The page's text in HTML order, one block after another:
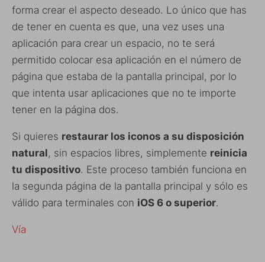
forma crear el aspecto deseado. Lo único que has
de tener en cuenta es que, una vez uses una
aplicación para crear un espacio, no te será
permitido colocar esa aplicación en el número de
página que estaba de la pantalla principal, por lo
que intenta usar aplicaciones que no te importe
tener en la página dos.
Si quieres restaurar los iconos a su disposición
natural, sin espacios libres, simplemente reinicia
tu dispositivo. Este proceso también funciona en
la segunda página de la pantalla principal y sólo es
válido para terminales con iOS 6 o superior.
Vía